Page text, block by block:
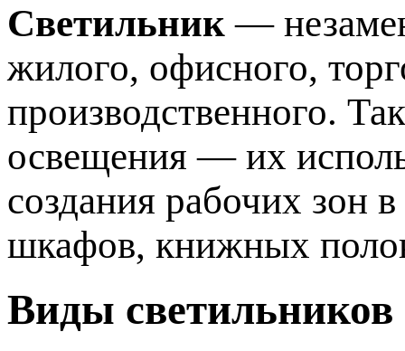
Светильник —
жилого, офисного,
производственного.
освещения — их
создания рабочих зон
шкафов, книжных
Виды светильников